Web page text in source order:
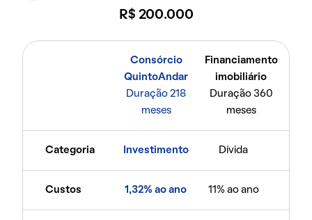
R$ 200.000
Consórcio
QuintoAndar
Duração 218
meses
Financiamento
imobiliário
Duração 360
meses
Categoria Investimento Dívida
Custos 1,32% ao ano 11% ao ano